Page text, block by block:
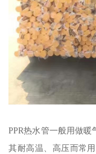
PPR热水管一般用做
其耐高温、高压而常